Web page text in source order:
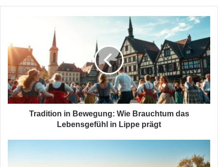
Wie
Brauchtum
das
Lebensgefühl
in
Lippe
Tradition in Bewegung: Wie Brauchtum das
Lebensgefühl in Lippe prägt